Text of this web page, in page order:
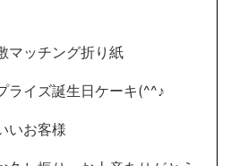
マッチング折り紙
ライズ誕生日ケーキ(^^♪
いお客様